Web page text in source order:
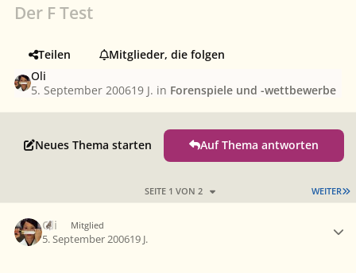
Der F Test
Teilen
Mitglieder, die folgen
Oli
5. September 200619 J. in Forenspiele und -wettbewerbe
Neues Thema starten Auf Thema antworten
WEITER
SEITE 1 VON 2
Oli Mitglied
5. September 200619 J.